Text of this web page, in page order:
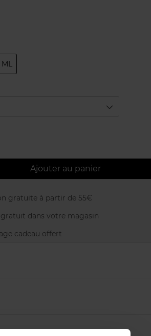
Ajouter au panier
gratuite à partir de 55€
dans votre magasin
cadeau offert